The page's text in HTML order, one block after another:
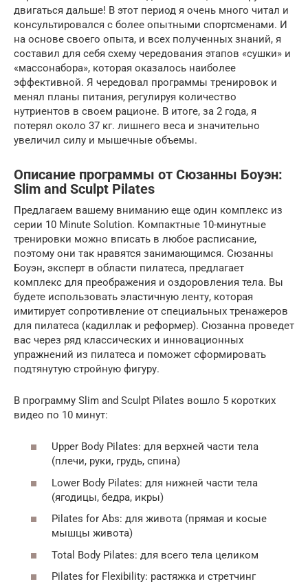
двигаться дальше! В этот период я очень много читал и
консультировался с более опытными спортсменами. И
на основе своего опыта, и всех полученных знаний, я
составил для себя схему чередования этапов «сушки» и
«массонабора», которая оказалось наиболее
эффективной. Я чередовал программы тренировок и
менял планы питания, регулируя количество
нутриентов в своем рационе. В итоге, за 2 года, я
потерял около 37 кг. лишнего веса и значительно
увеличил силу и мышечные объемы.
Описание программы от Сюзанны Боуэн:
Slim and Sculpt Pilates
Предлагаем вашему вниманию еще один комплекс из
серии 10 Minute Solution. Компактные 10-минутные
тренировки можно вписать в любое расписание,
поэтому они так нравятся занимающимся. Сюзанны
Боуэн, эксперт в области пилатеса, предлагает
комплекс для преображения и оздоровления тела. Вы
будете использовать эластичную ленту, которая
имитирует сопротивление от специальных тренажеров
для пилатеса (кадиллак и реформер). Сюзанна проведет
вас через ряд классических и инновационных
упражнений из пилатеса и поможет сформировать
подтянутую стройную фигуру.
В программу Slim and Sculpt Pilates вошло 5 коротких
видео по 10 минут:
Upper Body Pilates: для верхней части тела
(плечи, руки, грудь, спина)
Lower Body Pilates: для нижней части тела
(ягодицы, бедра, икры)
Pilates for Abs: для живота (прямая и косые
мышцы живота)
Total Body Pilates: для всего тела целиком
Pilates for Flexibility: растяжка и стретчинг